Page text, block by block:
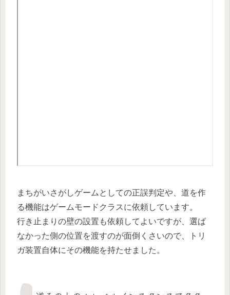
まちがいさがしゲームとしての正誤判定や、道を作
る機能はゲームモードクラスに依頼しています。
行き止まりの壁の設置も依頼してよいですが、選ば
なかった側の位置を渡すのが面倒くさいので、トリ
ガ装置自体にその機能を持たせました。